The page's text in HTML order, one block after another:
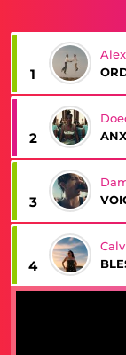
1
2
3
4